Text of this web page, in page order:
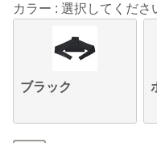
カラー 選択してくださ
ブラック